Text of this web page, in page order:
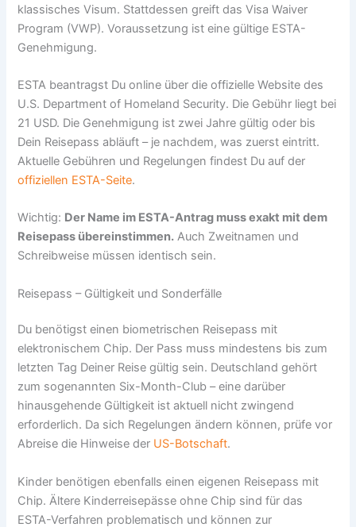
klassisches Visum. Stattdessen greift das Visa Waiver
Program (VWP). Voraussetzung ist eine gültige ESTA-
Genehmigung.
ESTA beantragst Du online über die offizielle Website des
U.S. Department of Homeland Security. Die Gebühr liegt bei
21 USD. Die Genehmigung ist zwei Jahre gültig oder bis
Dein Reisepass abläuft – je nachdem, was zuerst eintritt.
Aktuelle Gebühren und Regelungen findest Du auf der
offiziellen ESTA-Seite.
Wichtig: Der Name im ESTA-Antrag muss exakt mit dem
Reisepass übereinstimmen. Auch Zweitnamen und
Schreibweise müssen identisch sein.
Reisepass – Gültigkeit und Sonderfälle
Du benötigst einen biometrischen Reisepass mit
elektronischem Chip. Der Pass muss mindestens bis zum
letzten Tag Deiner Reise gültig sein. Deutschland gehört
zum sogenannten Six-Month-Club – eine darüber
hinausgehende Gültigkeit ist aktuell nicht zwingend
erforderlich. Da sich Regelungen ändern können, prüfe vor
Abreise die Hinweise der US-Botschaft.
Kinder benötigen ebenfalls einen eigenen Reisepass mit
Chip. Ältere Kinderreisepässe ohne Chip sind für das
ESTA-Verfahren problematisch und können zur